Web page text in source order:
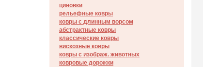
циновки
рельефные ковры
ковры с длинным ворсом
абстрактные ковры
классические ковры
вискозные ковры
ковры с изображ. животных
ковровые дорожки